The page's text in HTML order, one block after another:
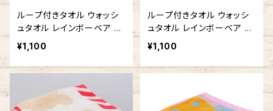
ループ付きタオル ウォッシ
ュタオル レインボーベア わ
くわく 吊り下げできる 今治
タオルの日本製 車 ひも付
きタオル ループタオル
¥1,100
ループ付きタオル ウォッシ
ュタオル レインボーベア デ
イズ3 吊り下げできる 今治
タオルの日本製 車 ひも付
きタオル ループタオル
¥1,100